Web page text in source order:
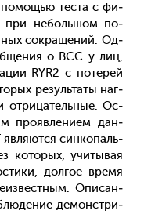
по­мощью тес­та с фи­
при не­боль­шом по­
сок­ра­щений. Од­
о ВСС у лиц,
RYR2 с по­терей
ре­зуль­та­ты наг­
от­ри­цатель­ные. Ос­
про­яв­ле­ни­ем дан­
син­ко­паль­
ко­торых, учи­тывая
дол­гое вре­мя
Опи­сан­
де­монс­три­